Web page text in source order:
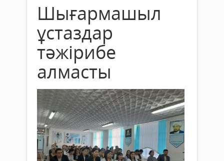
Шығармашыл
ұстаздар
тәжірибе
алмасты